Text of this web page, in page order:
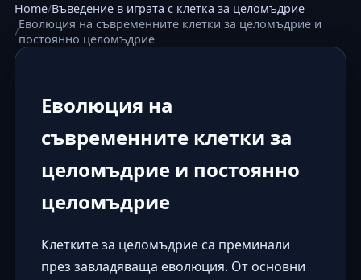
Home Въведение в играта с клетка за целомъдрие
Еволюция на съвременните клетки за целомъдрие и
постоянно целомъдрие
Еволюция на
съвременните клетки за
целомъдрие и постоянно
целомъдрие
Клетките за целомъдрие са преминали
през завладяваща еволюция. От основни